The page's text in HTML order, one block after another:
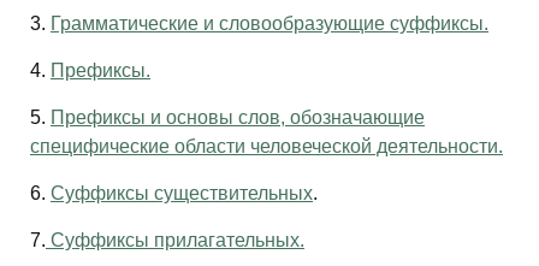
3. Грамматические и словообразующие суффиксы.
4. Префиксы.
5. Префиксы и основы слов, обозначающие
специфические области человеческой деятельности.
6. Суффиксы существительных.
7. Суффиксы прилагательных.